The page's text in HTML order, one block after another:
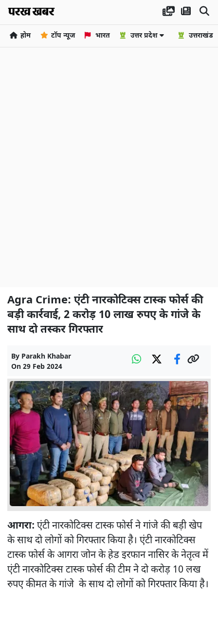
होम टॉप न्यूज भारत उत्तर प्रदेश उत्तराखंड
Agra Crime: एंटी नारकोटिक्स टास्क फोर्स की
बड़ी कार्रवाई, 2 करोड़ 10 लाख रुपए के गांजे के
साथ दो तस्कर गिरफ्तार
By Parakh Khabar
On 29 Feb 2024
आगरा: एंटी नारकोटिक्स टास्क फोर्स ने गांजे की बड़ी खेप
के साथ दो लोगों को गिरफ्तार किया है। एंटी नारकोटिक्स
टास्क फोर्स के आगरा जोन के हेड इरफान नासिर के नेतृत्व में
एंटी नारकोटिक्स टास्क फोर्स की टीम ने दो करोड़ 10 लख
रुपए कीमत के गांजे के साथ दो लोगों को गिरफ्तार किया है।